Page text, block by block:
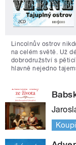
Lincolnův ostrov
na celém světě. Už
dobrodružství s
hlavně nejedno